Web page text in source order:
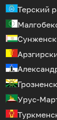
Терский
Урус-